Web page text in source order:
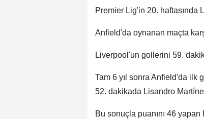
Premier Lig'in 20. haftasında
Anfield'da oynanan maçta
Liverpool'un gollerini 59.
Tam 6 yıl sonra Anfield'da ilk
52. dakikada Lisandro
Bu sonuçla puanını 46